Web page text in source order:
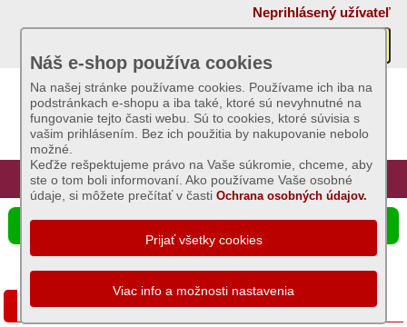
Neprihlásený užívateľ
Úvod Hlavná stránka Prihlásenie Registrácia
Náš e-shop používa cookies
Na našej stránke používame cookies. Používame ich iba na
podstránkach e-shopu a iba také, ktoré sú nevyhnutné na
fungovanie tejto časti webu. Sú to cookies, ktoré súvisia s
vašim prihlásením. Bez ich použitia by nakupovanie nebolo
možné.
Keďže rešpektujeme právo na Vaše súkromie, chceme, aby
ste o tom boli informovaní. Ako používame Vaše osobné
údaje, si môžete prečítať v častiOchrana osobných údajov.
☰ Ponuka produktov
Akcie
Sviečky
Základný
sortiment
Dekoratívne
a
voňavé
sviece
celoročné
Čajové
sviece
Čajové sviece